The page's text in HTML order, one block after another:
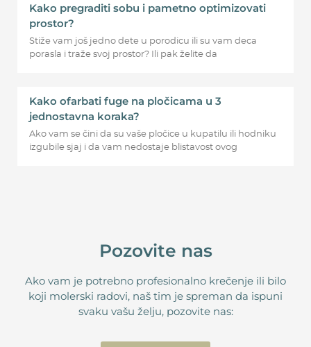
Kako pregraditi sobu i pametno optimizovati
prostor?
Stiže vam još jedno dete u porodicu ili su vam deca
porasla i traže svoj prostor? Ili pak želite da
Kako ofarbati fuge na pločicama u 3
jednostavna koraka?
Ako vam se čini da su vaše pločice u kupatilu ili hodniku
izgubile sjaj i da vam nedostaje blistavost ovog
Pozovite nas
Ako vam je potrebno profesionalno krečenje ili bilo
koji molerski radovi, naš tim je spreman da ispuni
svaku vašu želju, pozovite nas: